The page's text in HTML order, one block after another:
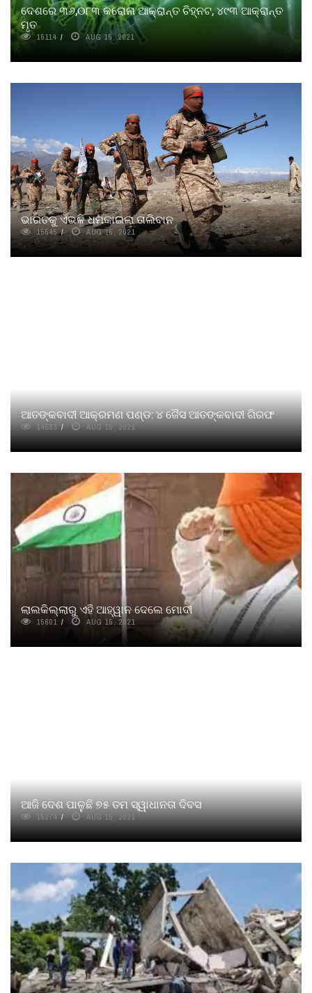
ଦେଶରେ ୩୬,୦୮୩ କରୋନା ଆକ୍ରାନ୍ତ ଚିହ୍ନଟ, ୪୯୩ ଆକ୍ରାନ୍ତ
ମୃତ
15114 AUG 15, 2021
ଭାରତକୁ ଏଭଳି ଧମକାଇଲା ତାଲିବାନ
15545 AUG 15, 2021
ଆତଙ୍କବାଦୀ ଆକ୍ରମଣ ପଣ୍ଡ: ୪ ଜୈସ ଆତଙ୍କବାଦୀ ଗିରଫ
14583 AUG 15, 2021
ଲାଲକିଲ୍ଲାରୁ ଏହି ଆହ୍ୱାନ ଦେଲେ ମୋଦୀ
15601 AUG 15, 2021
ଆଜି ଦେଶ ପାଳୁଛି ୭୫ ତମ ସ୍ୱାଧାନତା ଦିବସ
15274 AUG 15, 2021